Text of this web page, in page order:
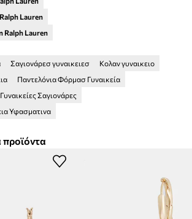
Lauren
Ralph Lauren
Σαγιονάρεσ γυναικειεσ
Κολαν γυναικειο
Παντελόνια Φόρμασ Γυναικεία
Γυναικείες Σαγιονάρες
Υφασματινα
προϊόντα